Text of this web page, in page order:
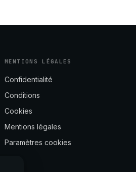
MENTIONS LÉGALES
Confidentialité
Conditions
Cookies
Mentions légales
Paramètres cookies